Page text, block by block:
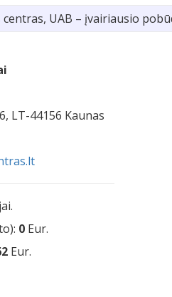
centras, UAB – įvairiausio
LT-44156 Kaunas
0 Eur.
Eur.